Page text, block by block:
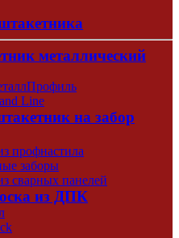
металлический
Line
на забор
профнастила
заборы
сварных панелей
из ДПК